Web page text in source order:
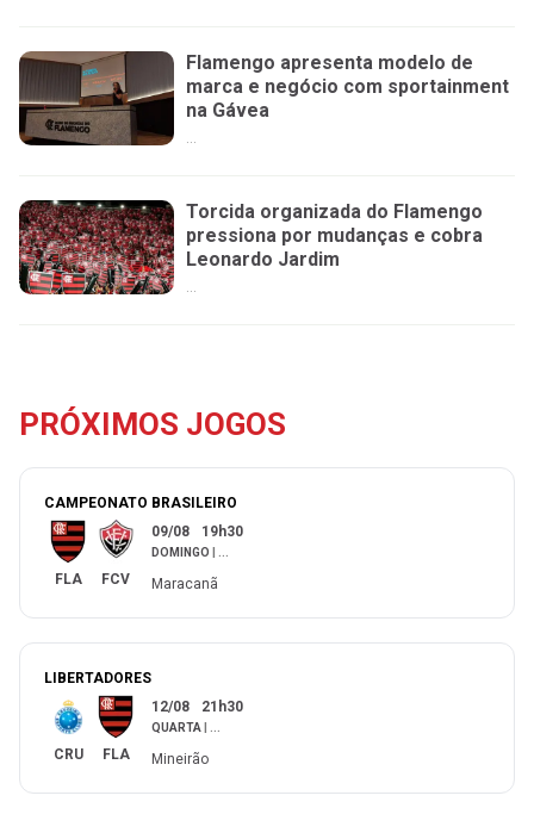
Flamengo apresenta modelo de
marca e negócio com sportainment
na Gávea
Torcida organizada do Flamengo
pressiona por mudanças e cobra
Leonardo Jardim
...
PRÓXIMOS JOGOS
CAMPEONATO BRASILEIRO
FLA FCV
09/08 19h30
DOMINGO
Maracanã
LIBERTADORES
CRU FLA
12/08 21h30
QUARTA
Mineirão